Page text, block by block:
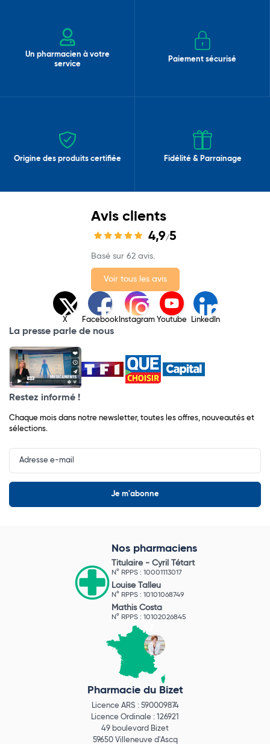
Un pharmacien à votre
service
Paiement sécurisé
Origine des produits certifiée Fidélité & Parrainage
Avis clients
4,9/5
Basé sur 62 avis.
Voir tous les avis
X Facebook Instagram Youtube LinkedIn
La presse parle de nous
Restez informé !
Chaque mois dans notre newsletter, toutes les offres, nouveautés et
sélections.
Input
Newsletter
Nos pharmaciens
Titulaire - Cyril Tétart
N° RPPS : 10001113017
Louise Talleu
N° RPPS : 10101068749
Mathis Costa
N° RPPS : 10102026845
Pharmacie du Bizet
Licence ARS : 590009874
Licence Ordinale : 126921
49 boulevard Bizet
59650 Villeneuve d'Ascq